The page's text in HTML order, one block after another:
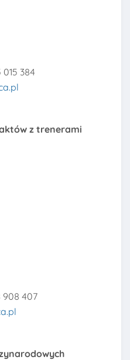
384
z trenerami
908 407